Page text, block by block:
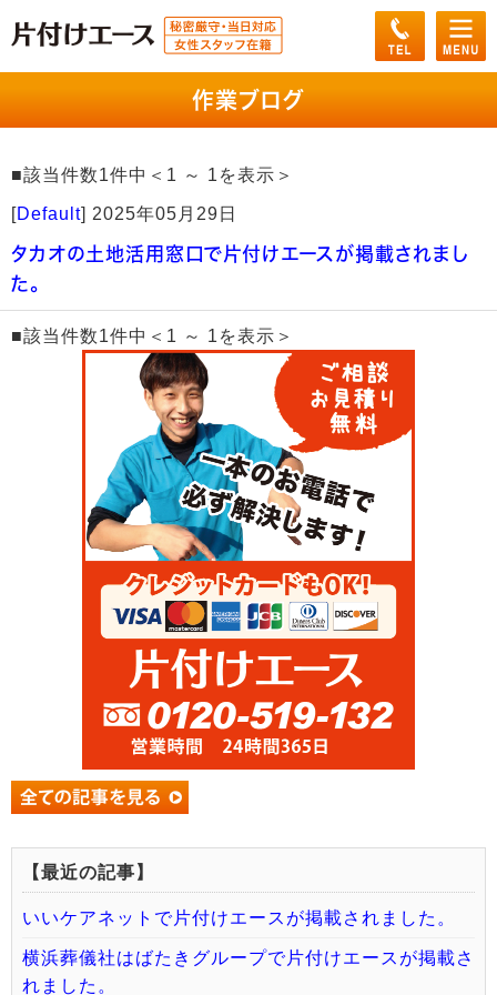
作業ブログ
■該当件数1件中＜1 ～ 1を表示＞
[Default] 2025年05月29日
タカオの土地活用窓口で片付けエースが掲載されまし
た。
■該当件数1件中＜1 ～ 1を表示＞
【最近の記事】
いいケアネットで片付けエースが掲載されました。
横浜葬儀社はばたきグループで片付けエースが掲載さ
れました。